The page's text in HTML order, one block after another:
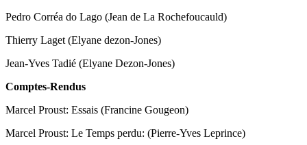
Pedro Corréa do Lago (Jean de La Rochefoucauld)
Thierry Laget (Elyane dezon-Jones)
Jean-Yves Tadié (Elyane Dezon-Jones)
Comptes-Rendus
Marcel Proust: Essais (Francine Gougeon)
Marcel Proust: Le Temps perdu: (Pierre-Yves Leprince)